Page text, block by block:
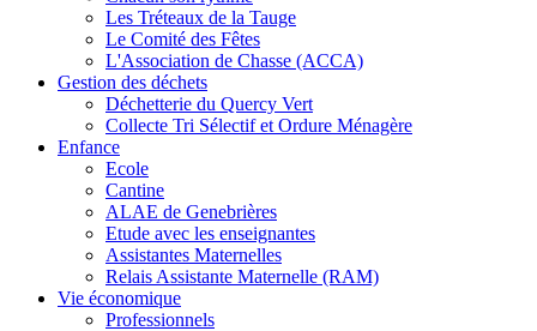
Les Tréteaux de la Tauge
Le Comité des Fêtes
L'Association de Chasse (ACCA)
Gestion des déchets
Déchetterie du Quercy Vert
Collecte Tri Sélectif et Ordure Ménagère
Enfance
Ecole
Cantine
ALAE de Genebrières
Etude avec les enseignantes
Assistantes Maternelles
Relais Assistante Maternelle (RAM)
Vie économique
Professionnels